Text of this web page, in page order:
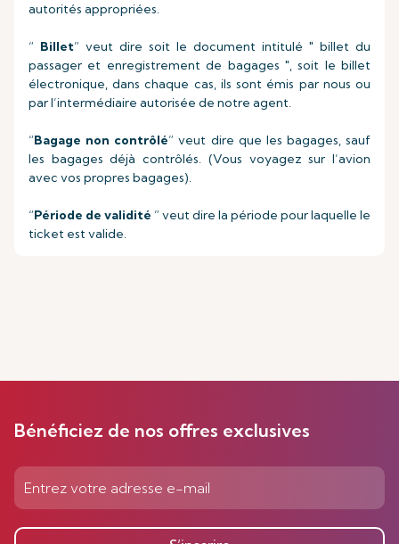
autorités appropriées.
“ Billet” veut dire soit le document intitulé " billet du
passager et enregistrement de bagages ", soit le billet
électronique, dans chaque cas, ils sont émis par nous ou
par l’intermédiaire autorisée de notre agent.
“Bagage non contrôlé” veut dire que les bagages, sauf
les bagages déjà contrôlés. (Vous voyagez sur l’avion
avec vos propres bagages).
“Période de validité ” veut dire la période pour laquelle le
ticket est valide.
Bénéficiez de nos offres exclusives